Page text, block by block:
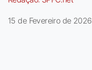
15 de Fevereiro de 2026